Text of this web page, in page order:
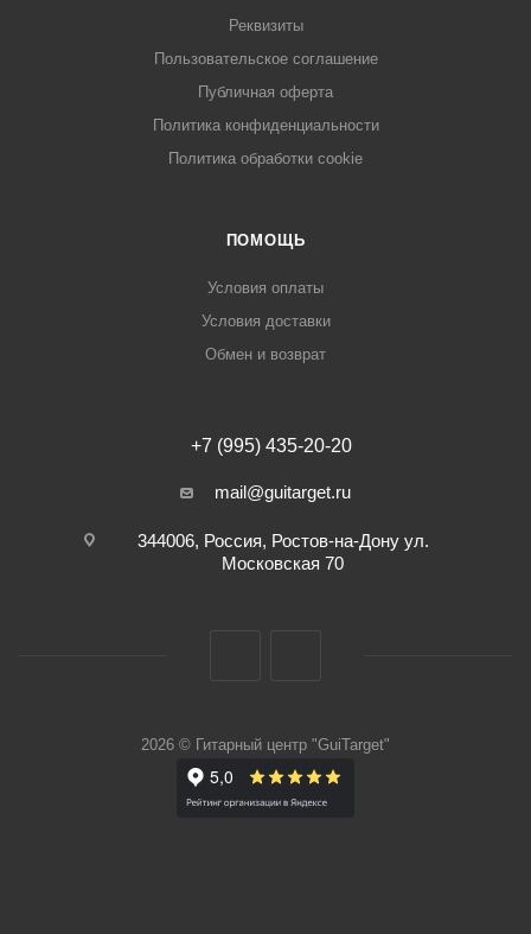
Реквизиты
Пользовательское соглашение
Публичная оферта
Политика конфиденциальности
Политика обработки cookie
ПОМОЩЬ
Условия оплаты
Условия доставки
Обмен и возврат
+7 (995) 435-20-20
mail@guitarget.ru
344006, Россия, Ростов-на-Дону ул.
Московская 70
2026 © Гитарный центр "GuiTarget"